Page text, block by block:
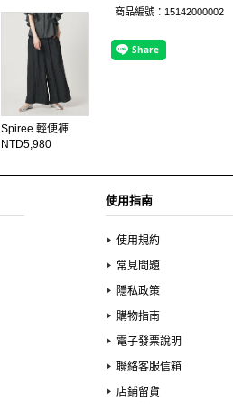
Spiree 輕便褲
NTD5,980
商品編號：15142000002
使用指南
使用規約
常見問題
隱私政策
購物指南
電子發票說明
聯絡客服信箱
店鋪留貨